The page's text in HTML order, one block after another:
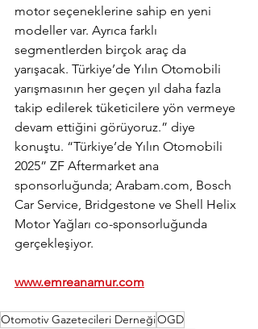
motor seçeneklerine sahip en yeni
modeller var. Ayrıca farklı
segmentlerden birçok araç da
yarışacak. Türkiye’de Yılın Otomobili
yarışmasının her geçen yıl daha fazla
takip edilerek tüketicilere yön vermeye
devam ettiğini görüyoruz.” diye
konuştu. “Türkiye’de Yılın Otomobili
2025” ZF Aftermarket ana
sponsorluğunda; Arabam.com, Bosch
Car Service, Bridgestone ve Shell Helix
Motor Yağları co-sponsorluğunda
gerçekleşiyor.
www.emreanamur.com
Otomotiv Gazetecileri DerneğiOGD